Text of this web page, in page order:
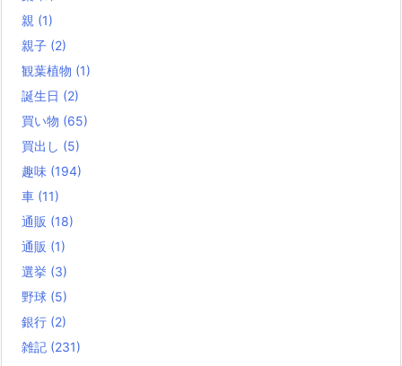
親 (1)
親子 (2)
観葉植物 (1)
誕生日 (2)
買い物 (65)
買出し (5)
趣味 (194)
車 (11)
通販 (18)
通販 (1)
選挙 (3)
野球 (5)
銀行 (2)
雑記 (231)